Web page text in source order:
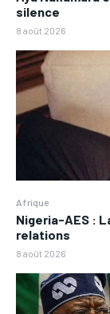
silence
8 août 2026
Afrique
Nigeria-AES :
relations
8 août 2026